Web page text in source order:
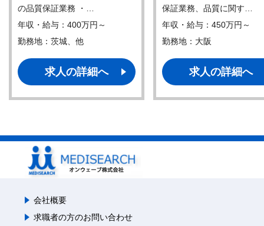
の品質保証業務 ・…
年収・給与：400万円～
勤務地：茨城、他
求人の詳細へ
保証業務、品質に関す…
年収・給与：450万円～
勤務地：大阪
求人の詳細へ
会社概要
求職者の方のお問い合わせ